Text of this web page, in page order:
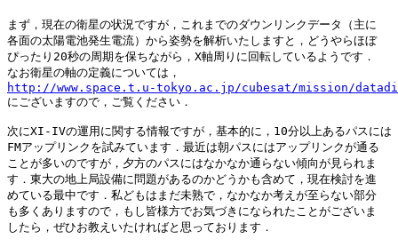
まず，現在の衛星の状況ですが，これまでのダウンリンクデータ（主に
各面の太陽電池発生電流）から姿勢を解析いたしますと，どうやらほぼ
ぴったり20秒の周期を保ちながら，X軸周りに回転しているようです．
http://www.space.t.u-tokyo.ac.jp/cubesat/mission/
にございますので，ご覧ください．
次にXI-IVの運用に関する情報ですが，基本的に，10分以上あるパスには
FMアップリンクを試みています．最近は朝パスにはアップリンクが通る
ことが多いのですが，夕方のパスにはなかなか通らない傾向が見られま
す．東大の地上局設備に問題があるのかどうかも含めて，現在検討を進
めている最中です．私どもはまだ未熟で，なかなか考えが至らない部分
も多くありますので，もし皆様方でお気づきになられたことがございま
したら，ぜひお教えいたければと思っております．